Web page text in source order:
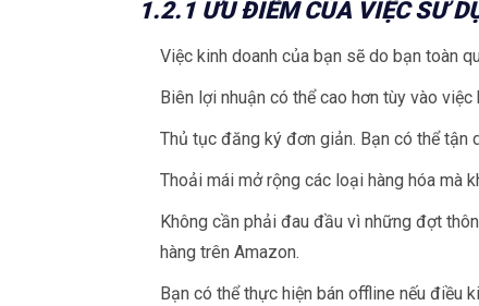
1.2.1 ƯU ĐIỂM CỦA VIỆC SỬ
Việc kinh doanh của bạn sẽ do bạn toàn
Biên lợi nhuận có thể cao hơn tùy vào
Thủ tục đăng ký đơn giản. Bạn có thể tận
Thoải mái mở rộng các loại hàng hóa mà
Không cần phải đau đầu vì những đợt
hàng trên Amazon.
Bạn có thể thực hiện bán offline nếu điều